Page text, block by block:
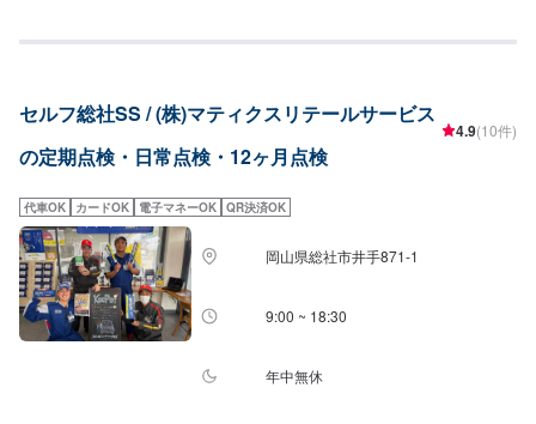
は、整備が必要なこともございます。その際は追加の料金が発生いたしま
セルフ総社SS / (株)マティクスリテールサービス
の定期点検・日常点検・12ヶ月点検
4.9(10件)
代車OK カードOK 電子マネーOK QR決済OK
岡山県総社市井手871-1
9:00 ~ 18:30
年中無休